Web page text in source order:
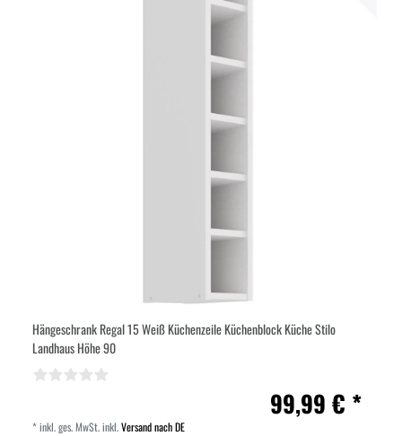
Hängeschrank Regal 15 Weiß Küchenzeile Küchenblock Küche Stilo
Landhaus Höhe 90
99,99 € *
*inkl. ges. MwSt.inkl.Versand nach DE